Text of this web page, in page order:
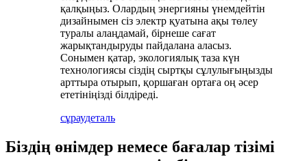
қалқыңыз. Олардың энергияны үнемдейтін
дизайнымен сіз электр қуатына ақы төлеу
туралы алаңдамай, бірнеше сағат
жарықтандыруды пайдалана аласыз.
Сонымен қатар, экологиялық таза күн
технологиясы сіздің сыртқы сұлулығыңызды
арттыра отырып, қоршаған ортаға оң әсер
ететініңізді білдіреді.
сұраудеталь
Біздің өнімдер немесе бағалар тізімі